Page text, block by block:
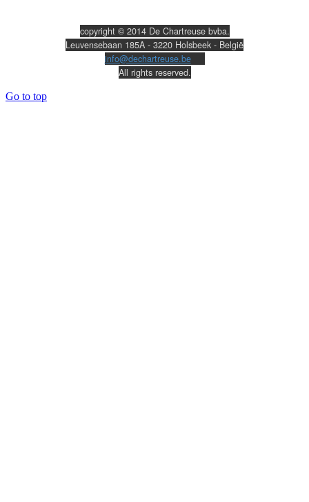
copyright © 2014 De Chartreuse bvba.
Leuvensebaan 185A - 3220 Holsbeek - België
info@dechartreuse.be
All rights reserved.
Go to top